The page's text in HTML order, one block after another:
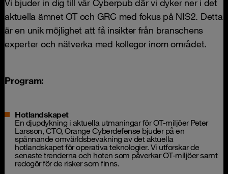
Vi bjuder in dig till vår Cyberpub där vi dyker ner i det
aktuella ämnet OT och GRC med fokus på NIS2. Detta
är en unik möjlighet att få insikter från branschens
experter och nätverka med kollegor inom området.
Program:
Hotlandskapet
En djupdykning i aktuella utmaningar för OT-miljöer Peter
Larsson, CTO, Orange Cyberdefense bjuder på en
spännande omvärldsbevakning av det aktuella
hotlandskapet för operativa teknologier. Vi utforskar de
senaste trenderna och hoten som påverkar OT-miljöer samt
redogör för de risker som finns.